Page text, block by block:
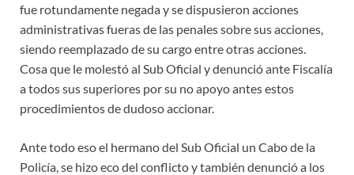
fue rotundamente negada y se dispusieron acciones
administrativas fueras de las penales sobre sus acciones,
siendo reemplazado de su cargo entre otras acciones.
Cosa que le molestó al Sub Oficial y denunció ante Fiscalía
a todos sus superiores por su no apoyo antes estos
procedimientos de dudoso accionar.
Ante todo eso el hermano del Sub Oficial un Cabo de la
Policía, se hizo eco del conflicto y también denunció a los